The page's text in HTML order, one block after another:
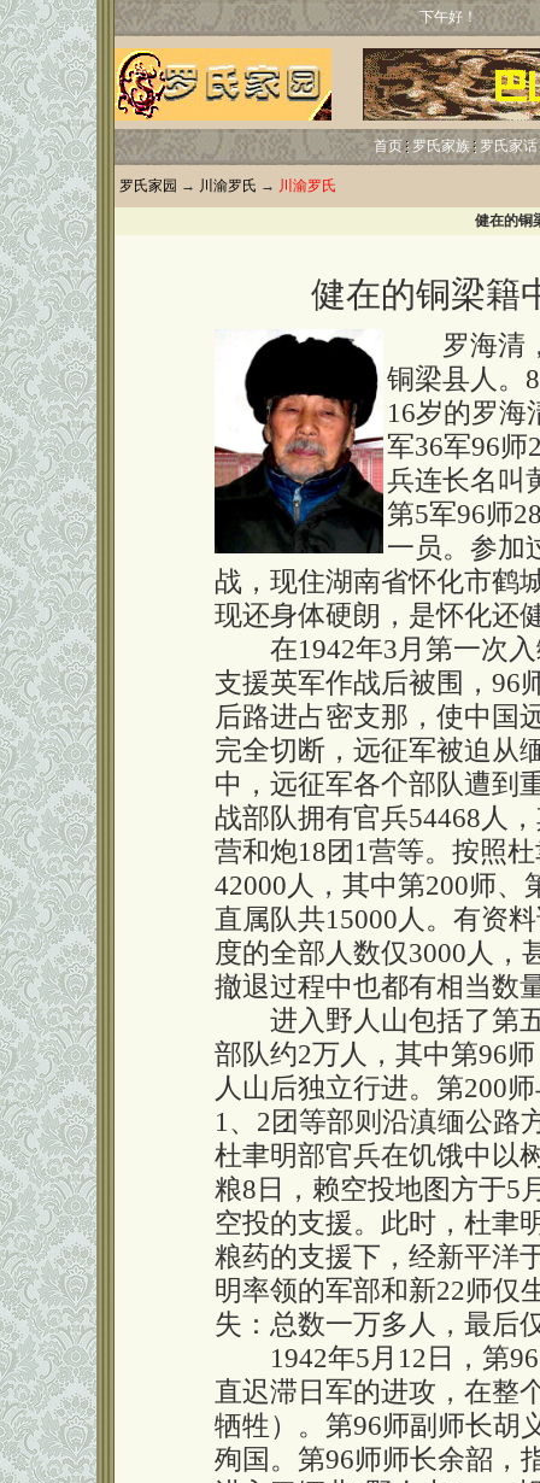
下午好！
首页 罗氏家族 罗氏家话
罗氏家园 → 川渝罗氏 → 川渝罗氏
健在的铜
健在的铜梁籍
罗海清，
铜梁县人。
16岁的罗海
军36军96师
兵连长名叫
第5军96师
一员。参加
战，现住湖南省怀化市鹤
现还身体硬朗，是怀化还
在1942年3月第一次入
支援英军作战后被围，96
后路进占密支那，使中国
完全切断，远征军被迫从
中，远征军各个部队遭到
战部队拥有官兵54468人
营和炮18团1营等。按照
42000人，其中第200师、
直属队共15000人。有资
度的全部人数仅3000人，
撤退过程中也都有相当数
进入野人山包括了第五
部队约2万人，其中第96
人山后独立行进。第200
1、2团等部则沿滇缅公路
杜聿明部官兵在饥饿中以
粮8日，赖空投地图方于5
空投的支援。此时，杜聿
粮药的支援下，经新平洋
明率领的军部和新22师仅
失：总数一万多人，最后
1942年5月12日，第96
直迟滞日军的进攻，在整
牺牲）。第96师副师长胡
殉国。第96师师长余韶，